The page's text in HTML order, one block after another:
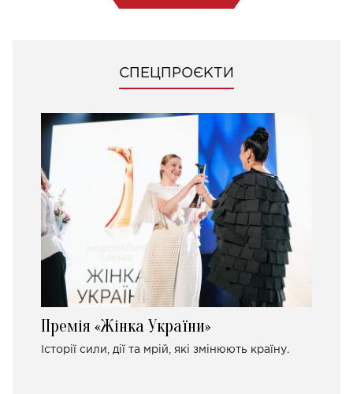
СПЕЦПРОЄКТИ
Премія «Жінка України»
Історії сили, дії та мрій, які змінюють країну.